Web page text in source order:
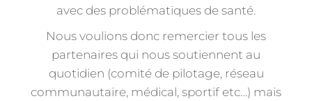
avec des problématiques de santé.
Nous voulions donc remercier tous les
partenaires qui nous soutiennent au
quotidien (comité de pilotage, réseau
communautaire, médical, sportif etc…) mais